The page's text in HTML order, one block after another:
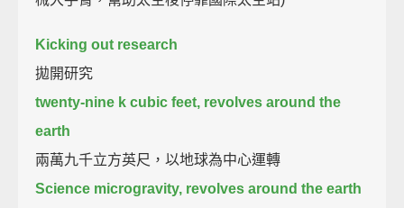
Kicking out research
拋開研究
twenty-nine k cubic feet, revolves around the
earth
兩萬九千立方英尺，以地球為中心運轉
Science microgravity, revolves around the earth